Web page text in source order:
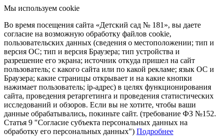
Мы используем cookie
Во время посещения сайта «Детский сад № 181», вы даете
согласие на возможную обработку файлов cookie,
пользовательских данных (сведения о местоположении; тип и
версия ОС; тип и версия Браузера; тип устройства и
разрешение его экрана; источник откуда пришел на сайт
пользователь; с какого сайта или по какой рекламе; язык ОС и
Браузера; какие страницы открывает и на какие кнопки
нажимает пользователь; ip-адрес) в целях функционирования
сайта, проведения ретаргетинга и проведения статистических
исследований и обзоров. Если вы не хотите, чтобы ваши
данные обрабатывались, покиньте сайт. (требование ФЗ №152.
Статья 9 "Согласие субъекта персональных данных на
обработку его персональных данных") Подробнее